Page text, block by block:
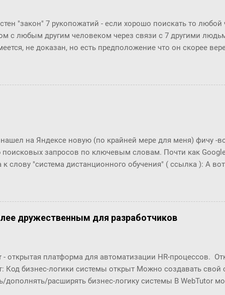
пить коньяк по утрам? ― Да, да, конечно, ― убежденно
"закон" 7 рукопожатий - если хорошо поискать то любой
с любым другим человеком через связи с 7 другими
не доказан, но есть предположение что он скорее
за счет технологий (интернет, авиаперелеты и т.п.).
Research решили проверить на пользователях Microsoft
с экспертами, т.к. получается, что все богатства
от нас, нужно только их как-то найти... Информаци...
нашел на Яндексе новую (по крайней мере для меня) фичу -
поисковых запросов по ключевым словам. Почти как Google
к слову "система дистанционного обучения" ( ссылка ): А
дружественным для разработчиков
- открытая платформа для автоматизации HR-процессов.
Код бизнес-логики системы открыт Можно создавать
дополнять/расширять бизнес-логику системы В WebTutor